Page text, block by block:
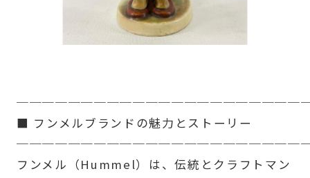
■ フンメルブランドの魅力とストーリー
フンメル（Hummel）は、伝統とクラフトマン